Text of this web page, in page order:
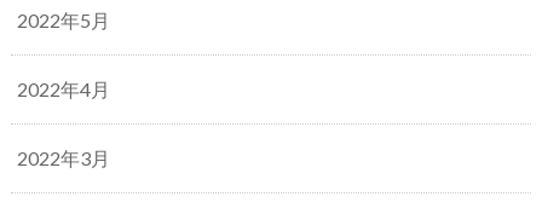
2022年5月
2022年4月
2022年3月